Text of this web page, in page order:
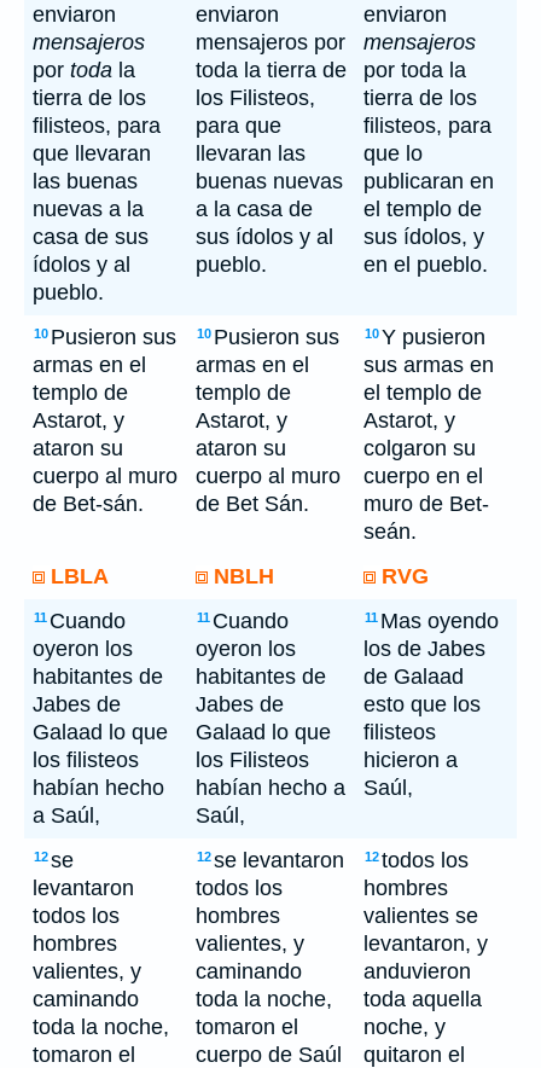
enviaron
mensajeros
por toda la
tierra de los
filisteos, para
que llevaran
las buenas
nuevas a la
casa de sus
ídolos y al
pueblo.
enviaron
mensajeros por
toda la tierra de
los Filisteos,
para que
llevaran las
buenas nuevas
a la casa de
sus ídolos y al
pueblo.
enviaron
mensajeros
por toda la
tierra de los
filisteos, para
que lo
publicaran en
el templo de
sus ídolos, y
en el pueblo.
10 Pusieron sus
armas en el
templo de
Astarot, y
ataron su
cuerpo al muro
de Bet-sán.
10 Pusieron sus
armas en el
templo de
Astarot, y
ataron su
cuerpo al muro
de Bet Sán.
10Y pusieron
sus armas en
el templo de
Astarot, y
colgaron su
cuerpo en el
muro de Bet-
seán.
LBLA
NBLH RVG
11 Cuando
oyeron los
habitantes de
Jabes de
Galaad lo que
los filisteos
habían hecho
a Saúl,
11 Cuando
oyeron los
habitantes de
Jabes de
Galaad lo que
los Filisteos
habían hecho a
Saúl,
11 Mas oyendo
los de Jabes
de Galaad
esto que los
filisteos
hicieron a
Saúl,
12se
levantaron
todos los
hombres
valientes, y
caminando
toda la noche,
tomaron el
12se levantaron
todos los
hombres
valientes, y
caminando
toda la noche,
tomaron el
cuerpo de Saúl
12todos los
hombres
valientes se
levantaron, y
anduvieron
toda aquella
noche, y
quitaron el